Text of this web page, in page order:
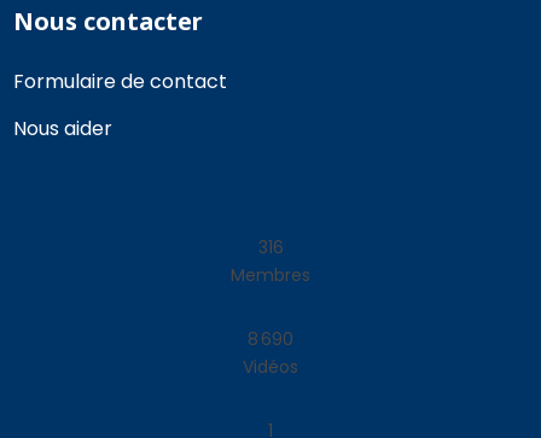
Nous contacter
Formulaire de contact
Nous aider
338
Membres
9 295
Vidéos
1